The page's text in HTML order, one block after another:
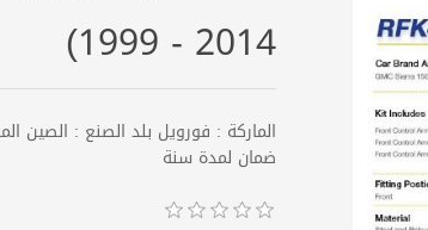
2014 - 1999)
ضمان لمدة سنة